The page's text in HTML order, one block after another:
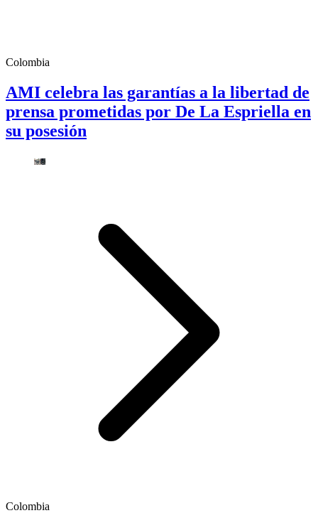
Colombia
AMI celebra las garantías a la libertad de
prensa prometidas por De La Espriella en
su posesión
Colombia